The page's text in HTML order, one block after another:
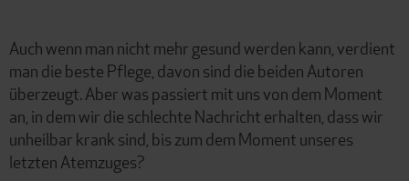
Auch wenn man nicht mehr gesund werden kann, verdient
man die beste Pflege, davon sind die beiden Autoren
überzeugt. Aber was passiert mit uns von dem Moment
an, in dem wir die schlechte Nachricht erhalten, dass wir
unheilbar krank sind, bis zum dem Moment unseres
letzten Atemzuges?